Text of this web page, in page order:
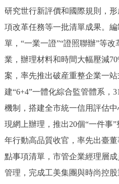
研究世行新評價和國際規則，
項改革任務等一批清單成果。
單，“一業一證”“證照聯辦”等
業，辦理材料和時間大幅壓減
案，率先推出破産重整企業一
建“6+4”一體化綜合監管體系，
機制，搭建全市統一信用評估
現網上辦理，推出20個“一件事
年行動高品質收官，率先出臺
點事項清單，市管企業經理層
管理，完成工美集團與時尚控